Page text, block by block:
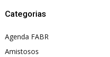
Categorias
Agenda FABR
Amistosos